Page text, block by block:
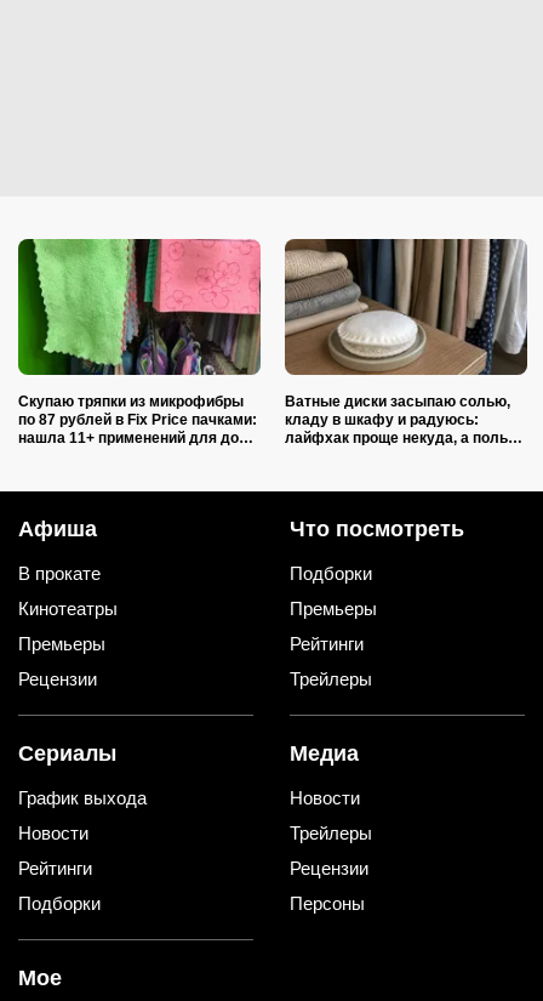
Скупаю тряпки из микрофибры
по 87 рублей в Fix Price пачками:
нашла 11+ применений для дома
Ватные диски засыпаю солью,
кладу в шкафу и радуюсь:
лайфхак проще некуда, а пользы
Афиша
В прокате
Кинотеатры
Премьеры
Рецензии
Что посмотреть
Подборки
Премьеры
Рейтинги
Трейлеры
Сериалы
График выхода
Новости
Рейтинги
Подборки
Медиа
Новости
Трейлеры
Рецензии
Персоны
Мое